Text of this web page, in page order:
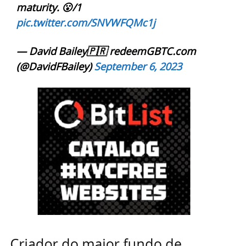
maturity. 😮/1
pic.twitter.com/SNVWFQMc1j
— David Bailey🇵🇷 redeemGBTC.com
(@DavidFBailey)September 6, 2023